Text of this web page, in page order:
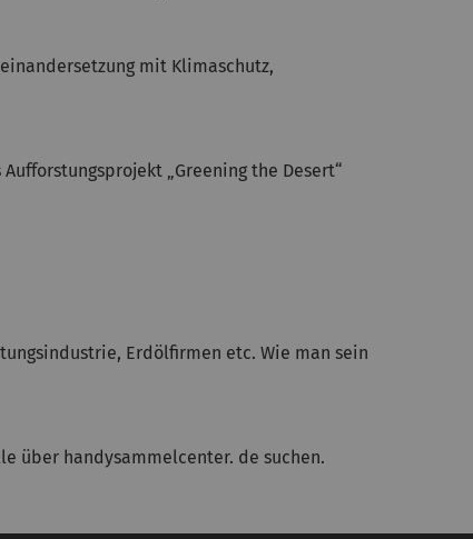
mit Klimaschutz,
„Greening the Desert“
Erdölfirmen etc. Wie man sein
über handysammelcenter. de suchen.